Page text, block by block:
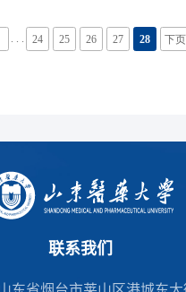
. . . 24 25 26 27 28 下页
联系我们